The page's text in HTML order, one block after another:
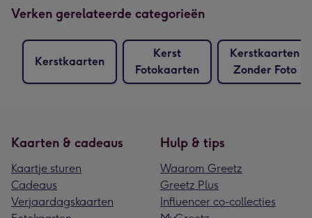
Verken gerelateerde categorieën
Kerstkaarten
Kerst
Fotokaarten
Kerstkaarten
Zonder Foto
Kaarten & cadeaus
Kaartje sturen
Cadeaus
Verjaardagskaarten
Hulp & tips
Waarom Greetz
Greetz Plus
Influencer co-collecties